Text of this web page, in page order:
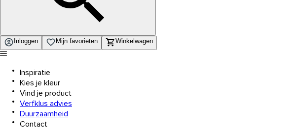
Inloggen Mijn favorieten Winkelwagen
Inspiratie
Kies je kleur
Vind je product
Verfklus advies
Duurzaamheid
Contact